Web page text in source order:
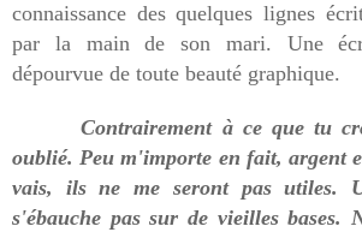
connaissance des quelques lignes
par la main de son mari. Une
dépourvue de toute beauté graphique.
Contrairement à ce que tu
oublié. Peu m'importe en fait, argent
vais, ils ne me seront pas utiles.
s'ébauche pas sur de vieilles bases.